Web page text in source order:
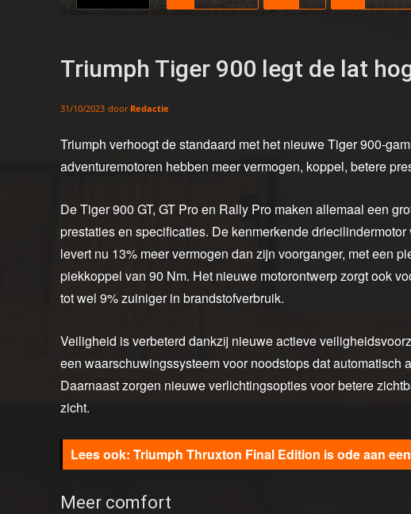
Triumph Tiger 900 legt de lat
31/10/2023 door Redactie
Triumph verhoogt de standaard met het nieuwe Tiger 900-
adventuremotoren hebben meer vermogen, koppel, betere
De Tiger 900 GT, GT Pro en Rally Pro maken allemaal een
prestaties en specificaties. De kenmerkende
levert nu 13% meer vermogen dan zijn voorganger, met een
piekkoppel van 90 Nm. Het nieuwe motorontwerp zorgt ook
tot wel 9% zuiniger in brandstofverbruik.
Veiligheid is verbeterd dankzij nieuwe actieve
een waarschuwingssysteem voor noodstops dat automatisch
Daarnaast zorgen nieuwe verlichtingsopties voor betere
zicht.
Triumph Thruxton Final Edition is ode aan
Meer comfort